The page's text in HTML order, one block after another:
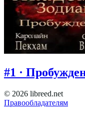
#1 ·
© 2026 libreed.net
Правообладателям